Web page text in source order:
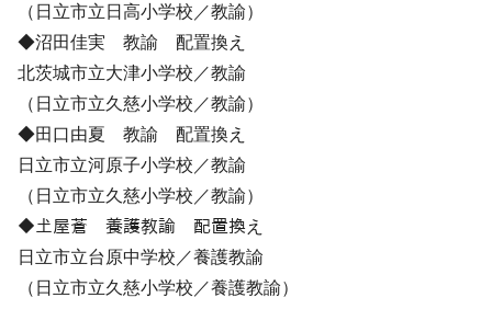
（日立市立日高小学校／教諭）
◆沼田佳実 教諭 配置換え
北茨城市立大津小学校／教諭
（日立市立久慈小学校／教諭）
◆田口由夏 教諭 配置換え
日立市立河原子小学校／教諭
（日立市立久慈小学校／教諭）
◆𡈽屋蒼 養護教諭 配置換え
日立市立台原中学校／養護教諭
（日立市立久慈小学校／養護教諭）